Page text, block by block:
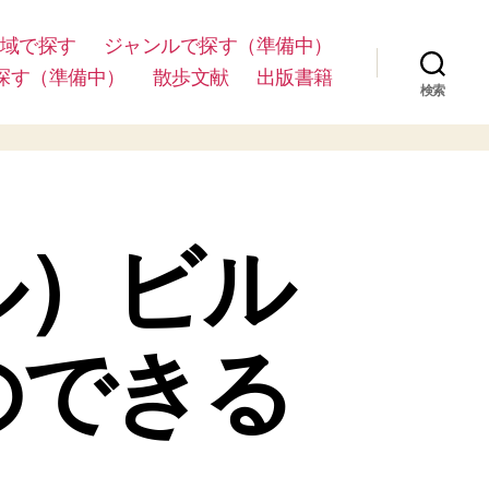
で探す
ジャンルで探す（準備中）
す（準備中）
散歩文献 出版書籍
検索
ビル
きる